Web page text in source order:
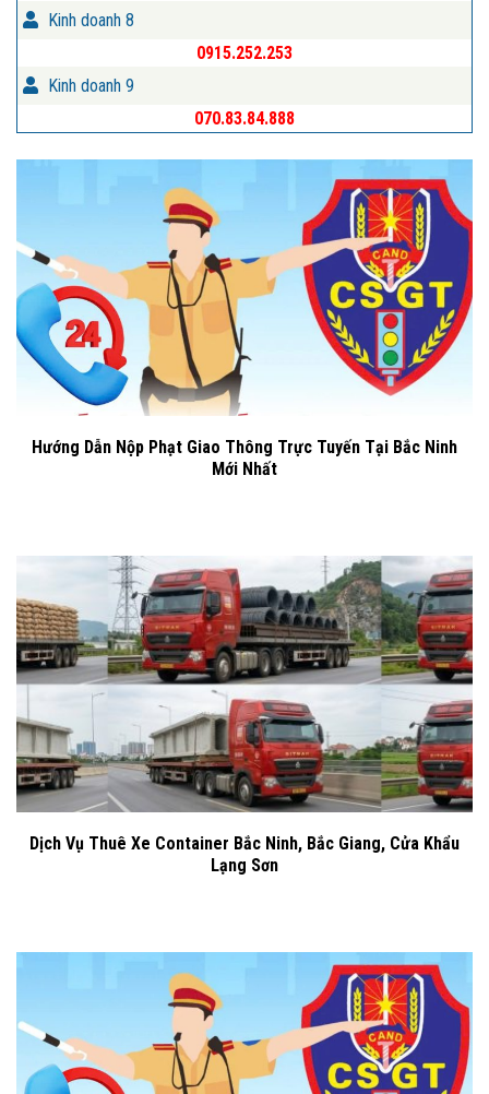
Kinh doanh 8
0915.252.253
Kinh doanh 9
070.83.84.888
Hướng Dẫn Nộp Phạt Giao Thông Trực Tuyến Tại Bắc Ninh
Mới Nhất
Dịch Vụ Thuê Xe Container Bắc Ninh, Bắc Giang, Cửa Khẩu
Lạng Sơn